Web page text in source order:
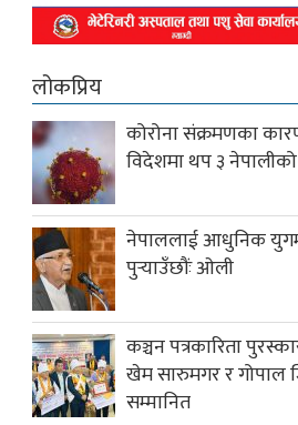
लोकप्रिय
कोरोना संक्रमणका
विदेशमा थप ३
नेपाललाई आधुनिक
पुर्‍याउँछौंः ओली
कञ्चन पत्रकारिता
खेम सारुमगर र गोपाल
सम्मानित